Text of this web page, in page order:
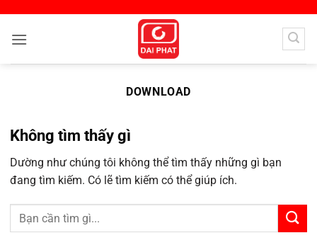
nội
dung
DOWNLOAD
Không tìm thấy gì
Dường như chúng tôi không thể tìm thấy những gì bạn
đang tìm kiếm. Có lẽ tìm kiếm có thể giúp ích.